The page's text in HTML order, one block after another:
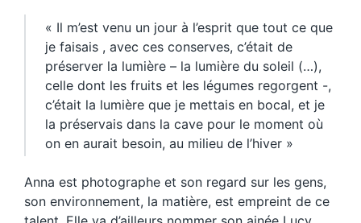
« Il m’est venu un jour à l’esprit que tout ce que
je faisais , avec ces conserves, c’était de
préserver la lumière – la lumière du soleil (…),
celle dont les fruits et les légumes regorgent -,
c’était la lumière que je mettais en bocal, et je
la préservais dans la cave pour le moment où
on en aurait besoin, au milieu de l’hiver »
Anna est photographe et son regard sur les gens,
son environnement, la matière, est empreint de ce